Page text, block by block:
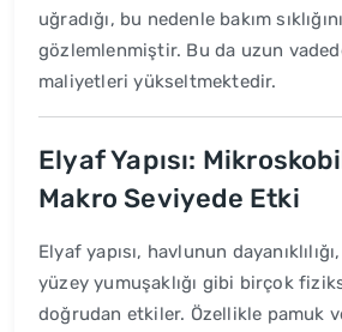
uğradığı, bu nedenle bakım
gözlemlenmiştir. Bu da uzun
maliyetleri yükseltmektedir.
Elyaf Yapısı:
Makro Seviyede Etki
Elyaf yapısı, havlunun
yüzey yumuşaklığı gibi birçok
doğrudan etkiler. Özellikle pamuk